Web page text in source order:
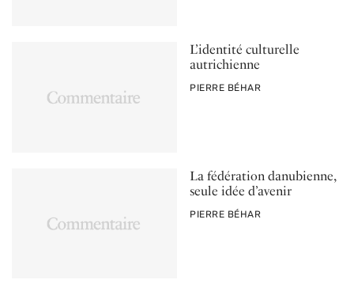
L’identité culturelle
autrichienne
PAR
PIERRE BÉHAR
La fédération danubienne,
seule idée d’avenir
PAR
PIERRE BÉHAR